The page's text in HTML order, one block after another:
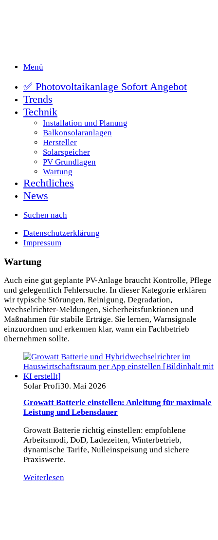
Menü
✅ Photovoltaikanlage Sofort Angebot
Trends
Technik
Installation und Planung
Balkonsolaranlagen
Hersteller
Solarspeicher
PV Grundlagen
Wartung
Rechtliches
News
Suchen nach
Datenschutzerklärung
Impressum
Wartung
Auch eine gut geplante PV-Anlage braucht Kontrolle, Pflege
und gelegentlich Fehlersuche. In dieser Kategorie erklären
wir typische Störungen, Reinigung, Degradation,
Wechselrichter-Meldungen, Sicherheitsfunktionen und
Maßnahmen für stabile Erträge. Sie lernen, Warnsignale
einzuordnen und erkennen klar, wann ein Fachbetrieb
übernehmen sollte.
Solar Profi30. Mai 2026
Growatt Batterie einstellen: Anleitung für maximale
Leistung und Lebensdauer
Growatt Batterie richtig einstellen: empfohlene
Arbeitsmodi, DoD, Ladezeiten, Winterbetrieb,
dynamische Tarife, Nulleinspeisung und sichere
Praxiswerte.
Weiterlesen